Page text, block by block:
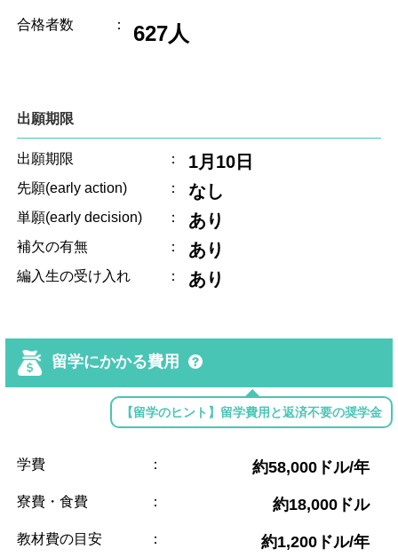
合格者数 ： 627人
出願期限
出願期限 ： 1月10日
先願(early action) ： なし
単願(early decision) ： あり
補欠の有無 ： あり
編入生の受け入れ ： あり
留学にかかる費用
【留学のヒント】留学費用と返済不要の奨学金
学費 ： 約58,000ドル/年
寮費・食費 ： 約18,000ドル
教材費の目安 ： 約1,200ドル/年